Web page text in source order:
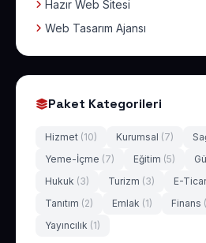
Hazır Web Sitesi
Web Tasarım Ajansı
Paket Kategorileri
Hizmet (10) Kurumsal (7)
Yeme-İçme (7) Eğitim (5)
Hukuk (3) Turizm (3) E-
Tanıtım (2) Emlak (1) Finans
Yayıncılık (1)